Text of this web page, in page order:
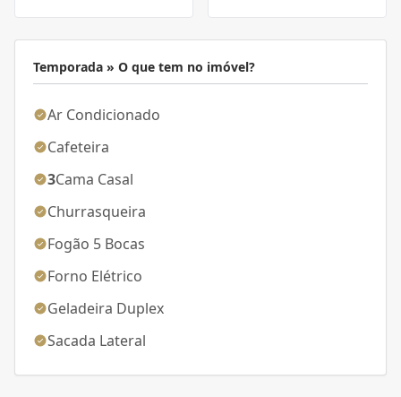
Temporada » O que tem no imóvel?
Ar Condicionado
Cafeteira
3Cama Casal
Churrasqueira
Fogão 5 Bocas
Forno Elétrico
Geladeira Duplex
Sacada Lateral